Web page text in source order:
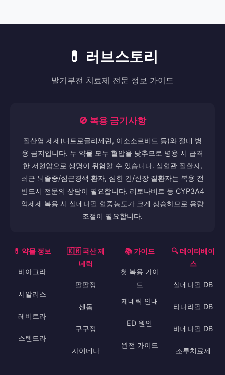
💊 러브스토리
발기부전 치료제 전문 정보 가이드
🚫 복용 금기사항
질산염 제제(니트로글리세린, 이소소르비드 등)와 절대 병
용 금지입니다. 두 약물 모두 혈압을 낮추므로 병용 시 급격
한 저혈압으로 생명이 위험할 수 있습니다. 심혈관 질환자,
최근 뇌졸중/심근경색 환자, 심한 간/신장 질환자는 복용 전
반드시 전문의 상담이 필요합니다. 리토나비르 등 CYP3A4
억제제 복용 시 실데나필 혈중농도가 크게 상승하므로 용량
조절이 필요합니다.
💊 약물 정보
비아그라
시알리스
레비트라
스텐드라
🇰🇷 국산 제
네릭
팔팔정
센돔
구구정
자이데나
📚 가이드
첫 복용 가이
드
제네릭 안내
ED 원인
완전 가이드
🔍 데이터베이
스
실데나필 DB
타다라필 DB
바데나필 DB
조루치료제